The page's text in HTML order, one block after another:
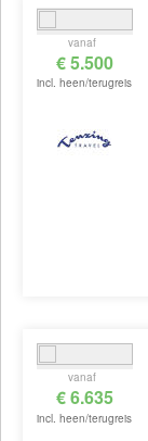
vanaf
€ 5.500
incl. heen/terugreis
vanaf
€ 6.635
incl. heen/terugreis